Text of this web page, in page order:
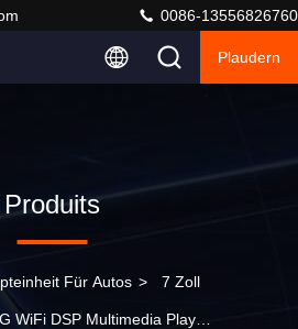
0086-13556826760
Plaudern
Produits
Für Autos > 7 Zoll
WiFi DSP Multimedia Player